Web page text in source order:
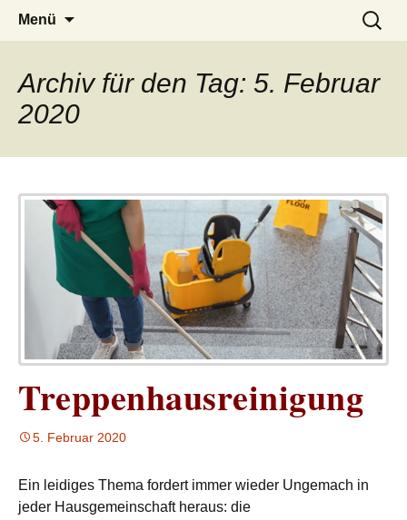
LUCKX
– das Magazin
Menü
Suchen
nach:
Archiv für den Tag: 5. Februar
2020
Treppenhausreinigung
5. Februar 2020
Ein leidiges Thema fordert immer wieder Ungemach in
jeder Hausgemeinschaft heraus: die